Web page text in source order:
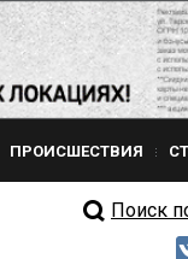
ПРОИСШЕСТВИЯ
Поиск